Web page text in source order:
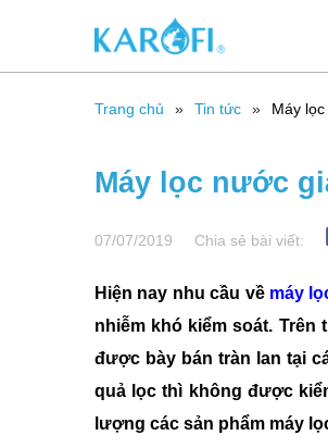
Trang chủ Tin tức Máy
Máy lọc nước
07/07/2019 Chia sẻ bài viết:
Hiện nay nhu cầu về máy
nhiễm khó kiểm soát.
được bày bán tràn lan tại
quả lọc thì không được
lượng các sản phẩm máy